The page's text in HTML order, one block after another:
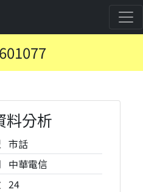
料分析
市話
中華電信
24